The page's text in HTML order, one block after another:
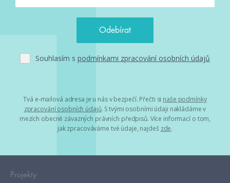
Souhlasím s podmínkami zpracování osobních údajů
Tvá e-mailová adresa je u nás v bezpečí. Přečti si naše podmínky
zpracování osobních údajů. S tvými osobními údaji nakládáme v
mezích obecně závazných právních předpisů. Více informací o tom,
jak zpracováváme tvé údaje, najdeš zde.
Projekty